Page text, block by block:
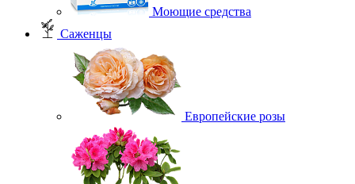
Моющие средства
Саженцы
Европейские розы